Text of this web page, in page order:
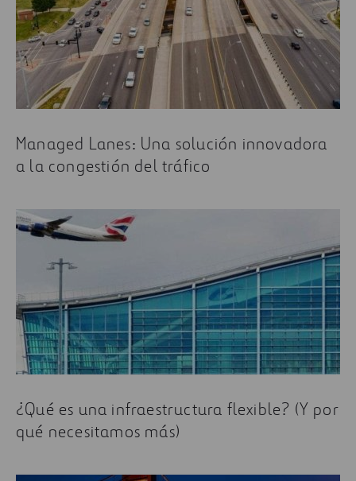
Managed Lanes: Una solución innovadora
a la congestión del tráfico
¿Qué es una infraestructura flexible? (Y por
qué necesitamos más)